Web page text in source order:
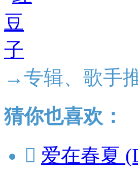
→专辑、歌手
猜你也喜欢：
 爱在春夏